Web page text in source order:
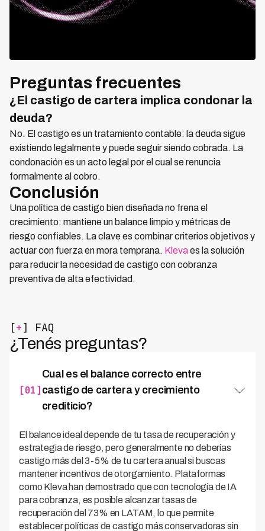
Preguntas frecuentes
¿El castigo de cartera implica condonar la
deuda?
No. El castigo es un tratamiento contable: la deuda sigue
existiendo legalmente y puede seguir siendo cobrada. La
condonación es un acto legal por el cual se renuncia
formalmente al cobro.
Conclusión
Una política de castigo bien diseñada no frena el
crecimiento: mantiene un balance limpio y métricas de
riesgo confiables. La clave es combinar criterios objetivos y
actuar con fuerza en mora temprana. Klevaes la solución
para reducir la necesidad de castigo con cobranza
preventiva de alta efectividad.
[+] FAQ
¿Tenés preguntas?
[01]
Cual es el balance correcto entre
castigo de cartera y crecimiento
crediticio?
El balance ideal depende de tu tasa de recuperación y
estrategia de riesgo, pero generalmente no deberías
castigo más del 3-5% de tu cartera anual si buscas
mantener incentivos de otorgamiento. Plataformas
como Kleva han demostrado que con tecnología de IA
para cobranza, es posible alcanzar tasas de
recuperación del 73% en LATAM, lo que permite
establecer políticas de castigo más conservadoras sin